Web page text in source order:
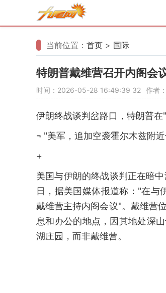
当前位置： 首页 > 国际
特朗普戴维营召开内阁会
时间：2026-05-28 16:49:39 32 作者
伊朗终战谈判岔路口，特朗普
¬ "美军，追加空袭霍尔木兹附
+
美国与伊朗的终战谈判正在暗
日，据美国媒体报道称："在与
戴维营主持内阁会议"。戴维营
息和办公的地点，因其地处深
湖庄园，而非戴维营。